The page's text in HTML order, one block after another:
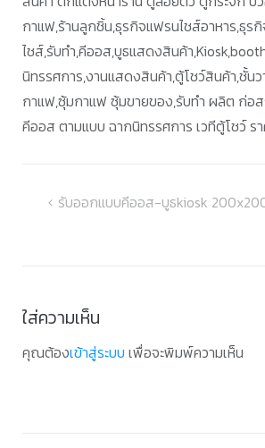
กาแฟ,ร้านลูกชิ้น,ธุรกิจแฟรนไชส์อาหาร,ธุร
ไชส์,รับทำ,คีออส,บูธแสดงสินค้า
นิทรรศการ,งานแสดงสินค้า,ตู้โชว์สินค้า,ชั้นว
กาแฟ,ซุ้มกาแฟ ซุ้มขายของ,รับทำ ผลิต ก่อ
คีออส ตามแบบ ฉากนิทรรศการ เวทีตู้โชว์ ร
แนะแนว
รับออกแบบคีออส-บูธkiosk
ใส่ความเห็น
คุณต้องเข้าสู่ระบบ เพื่อจะพิมพ์ความเห็น